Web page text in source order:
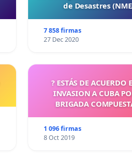
de Desastres
7 858 firmas
27 Dec 2020
? ESTÁS DE ACUERDO
INVASION A CUBA
BRIGADA
1 096 firmas
8 Oct 2019